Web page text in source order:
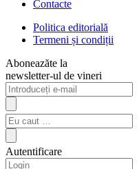
Contacte
Politica editorială
Termeni și condiții
Aboneazăte la
newsletter-ul de vineri
Autentificare